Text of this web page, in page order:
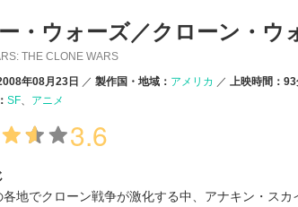
・ウォーズ／クローン・ウ
THE CLONE WARS
年08月23日
製作国・地域： アメリカ
上映時間：
SF アニメ
3.6
各地でクローン戦争が激化する中、アナキン・ス